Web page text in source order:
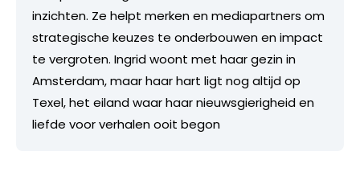
inzichten. Ze helpt merken en mediapartners om
strategische keuzes te onderbouwen en impact
te vergroten. Ingrid woont met haar gezin in
Amsterdam, maar haar hart ligt nog altijd op
Texel, het eiland waar haar nieuwsgierigheid en
liefde voor verhalen ooit begon